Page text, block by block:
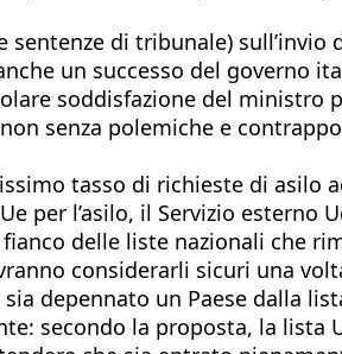
di tribunale) sull’invio
un successo del governo
soddisfazione del ministro
senza polemiche e
tasso di richieste di asilo
l’asilo, il Servizio esterno
delle liste nazionali che
considerarli sicuri una
depennato un Paese dalla
secondo la proposta, la lista